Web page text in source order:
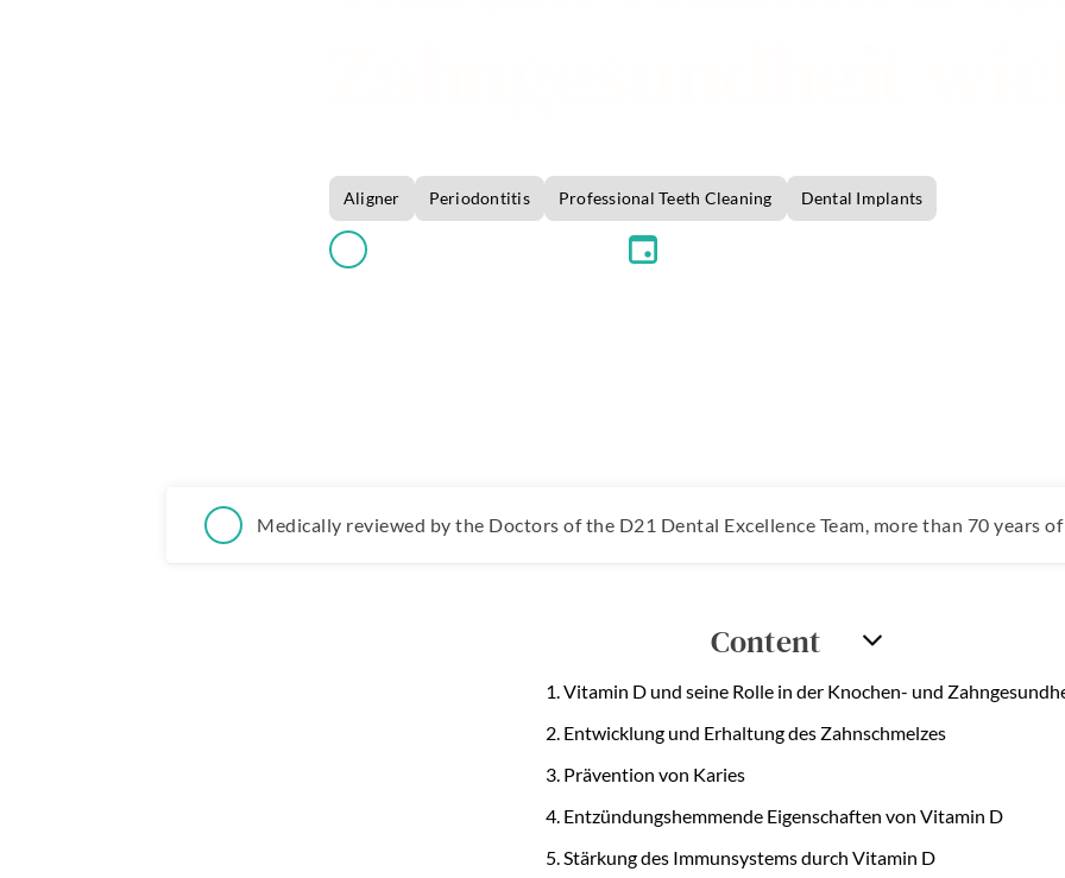
Aligner Periodontitis Professional Teeth Cleaning Dental Implants
D21 Dental Excellence Team
Medically reviewed by the Doctors of the D21 Dental Excellence Team, more than 70 years
Content
Vitamin D und seine Rolle in der Knochen- und
Entwicklung und Erhaltung des Zahnschmelzes
Prävention von Karies
Entzündungshemmende Eigenschaften von Vitamin D
Stärkung des Immunsystems durch Vitamin D